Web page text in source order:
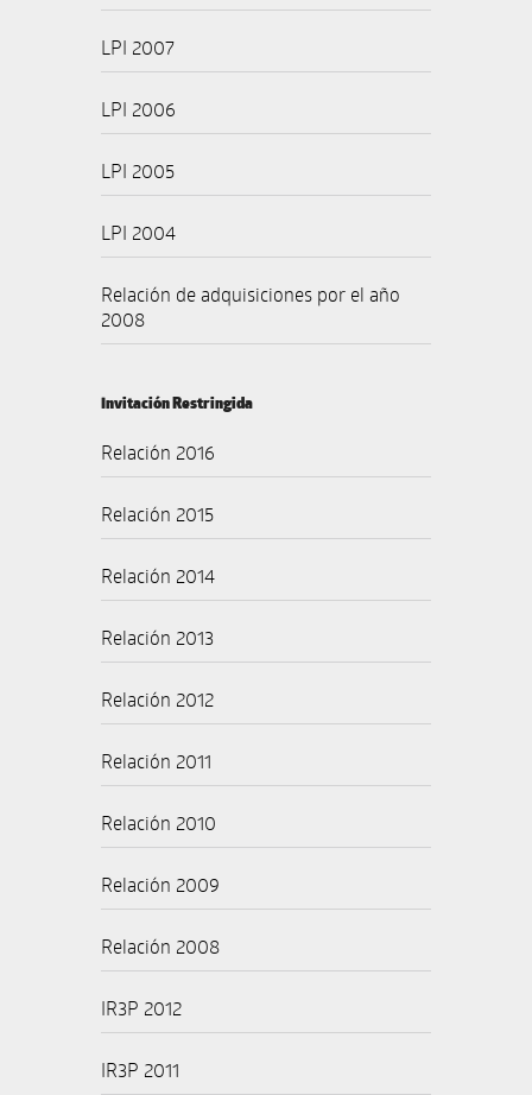
LPI 2007
LPI 2006
LPI 2005
LPI 2004
Relación de adquisiciones por el año
2008
Invitación Restringida
Relación 2016
Relación 2015
Relación 2014
Relación 2013
Relación 2012
Relación 2011
Relación 2010
Relación 2009
Relación 2008
IR3P 2012
IR3P 2011